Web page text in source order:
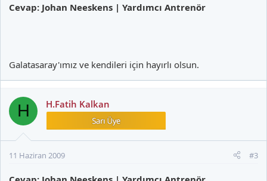
Cevap: Johan Neeskens | Yardımcı Antrenör
Galatasaray'ımız ve kendileri için hayırlı olsun.
H H.Fatih Kalkan
11 Haziran 2009 #3